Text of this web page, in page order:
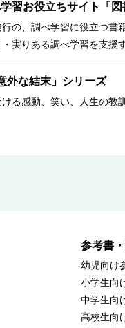
習お役立ちサイト「図
の、調べ学習に役立つ書
実りある調べ学習を支援
外な結末」シリーズ
ける感動、笑い、人生の
参考書
幼児向け
小学生向
中学生向
高校生向